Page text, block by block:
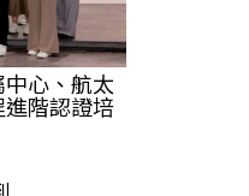
心、航太
階認證培